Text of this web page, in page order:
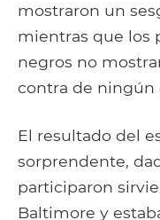
mostraron un
mientras que los
negros no
contra de ningún
El resultado del
sorprendente,
participaron
Baltimore y